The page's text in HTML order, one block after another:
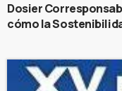
Dosier
cómo la